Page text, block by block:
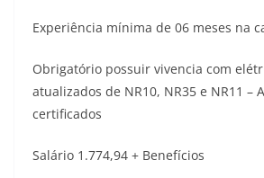
Experiência mínima de 06 meses na
Obrigatório possuir vivencia com
atualizados de NR10, NR35 e NR11 –
certificados
Salário 1.774,94 + Benefícios